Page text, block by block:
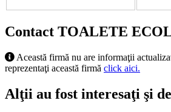
Contact TOALETE
Această firmă nu are informaţii
reprezentaţi această firmă click aici.
Alţii au fost interesaţi şi